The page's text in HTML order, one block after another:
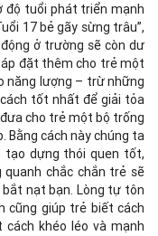
độ tuổi phát triển mạnh
17 bẻ gãy sừng trâu”,
ở trường sẽ còn dư
áp đặt thêm cho trẻ một
năng lượng – trừ những
tốt nhất để giải tỏa
cho trẻ một bộ trống
Bằng cách này chúng ta
tạo dựng thói quen tốt,
chắc chắn trẻ sẽ
bắt nạt bạn. Lòng tự tôn
cũng giúp trẻ biết cách
khéo léo và mạnh